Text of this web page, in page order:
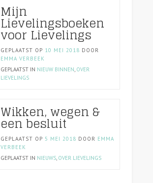
Mijn
Lievelingsboeken
voor Lievelings
GEPLAATST OP 10 MEI 2018 DOOR
EMMA VERBEEK
GEPLAATST IN NIEUW BINNEN, OVER
LIEVELINGS
Wikken, wegen &
een besluit
GEPLAATST OP5 MEI 2018 DOOR EMMA
VERBEEK
GEPLAATST IN NIEUWS, OVER LIEVELINGS